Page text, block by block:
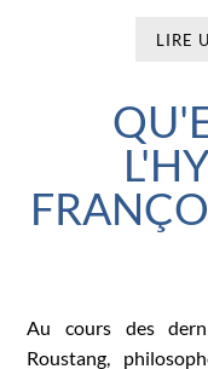
LIRE
Au cours des
Roustang,